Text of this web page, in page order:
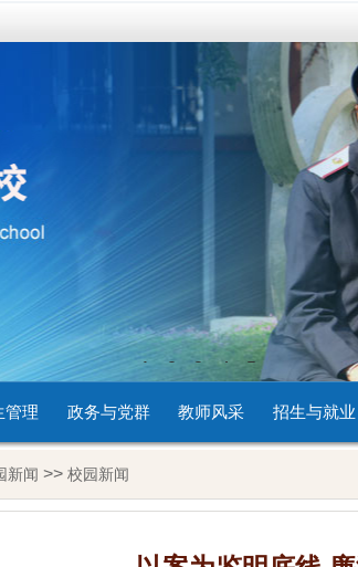
1 2 3 4 5
管理 政务与党群 教师风采 招生与就业
新闻 >> 校园新闻